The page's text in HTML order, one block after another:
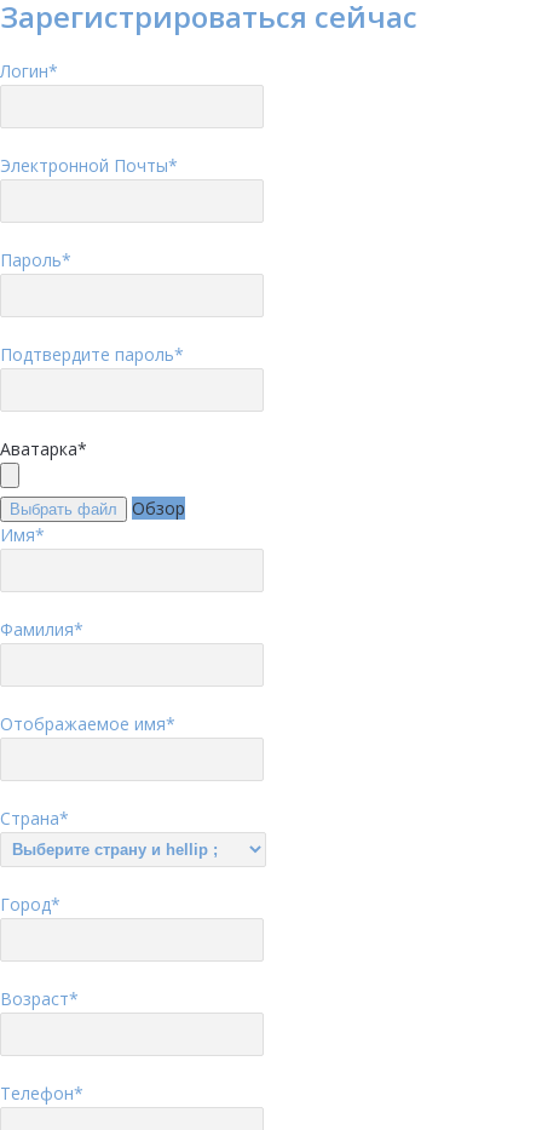
Зарегистрироваться сейчас
Логин*
Электронной Почты*
Пароль*
Подтвердите пароль*
Аватарка*
Выбрать файл
Обзор
Имя*
Фамилия*
Отображаемое имя*
Страна*
Город*
Возраст*
Телефон*